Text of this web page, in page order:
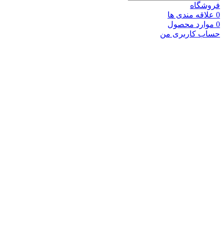
فروشگاه
0 علاقه مندی ها
0 موارد محصول
حساب کاربری من